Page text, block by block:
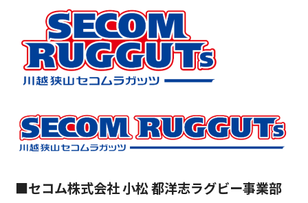
■セコム株式会社 小松 都洋志ラグビー事業部